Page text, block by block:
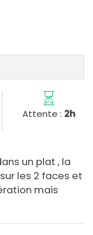
Attente : 2h
un plat , la
les 2 faces et
mais